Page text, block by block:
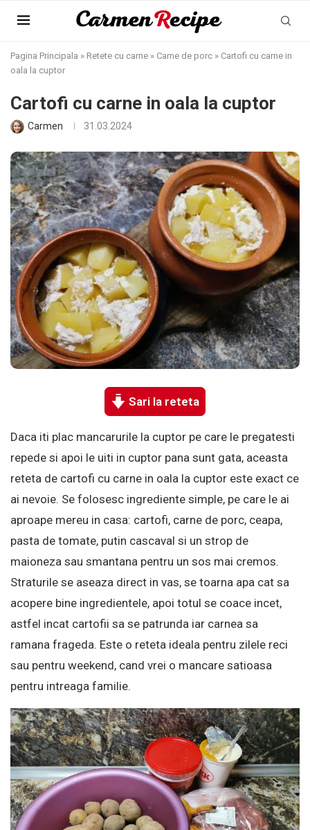
Pagina Principala » Retete cu carne » Carne de porc » Cartofi cu carne in
oala la cuptor
Cartofi cu carne in oala la cuptor
Carmen 31.03.2024
Sari la reteta
Daca iti plac mancarurile la cuptor pe care le pregatesti
repede si apoi le uiti in cuptor pana sunt gata, aceasta
reteta de cartofi cu carne in oala la cuptor este exact ce
ai nevoie. Se folosesc ingrediente simple, pe care le ai
aproape mereu in casa: cartofi, carne de porc, ceapa,
pasta de tomate, putin cascaval si un strop de
maioneza sau smantana pentru un sos mai cremos.
Straturile se aseaza direct in vas, se toarna apa cat sa
acopere bine ingredientele, apoi totul se coace incet,
astfel incat cartofii sa se patrunda iar carnea sa
ramana frageda. Este o reteta ideala pentru zilele reci
sau pentru weekend, cand vrei o mancare satioasa
pentru intreaga familie.